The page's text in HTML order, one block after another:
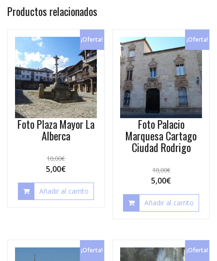
Productos relacionados
¡Oferta!
Foto Plaza Mayor La
Alberca
10,00€
5,00€
Añadir al carrito
¡Oferta!
Foto Palacio
Marquesa Cartago
Ciudad Rodrigo
10,00€
5,00€
Añadir al carrito
¡Oferta! ¡Oferta!